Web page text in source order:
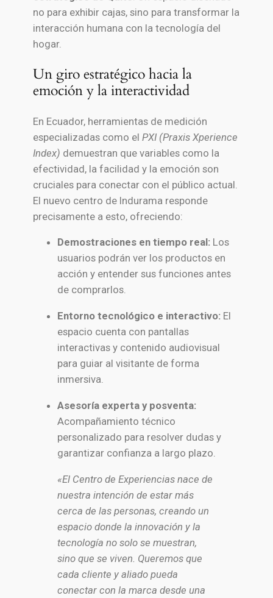
no para exhibir cajas, sino para transformar la
interacción humana con la tecnología del
hogar.
Un giro estratégico hacia la
emoción y la interactividad
En Ecuador, herramientas de medición
especializadas como el PXI (Praxis Xperience
Index) demuestran que variables como la
efectividad, la facilidad y la emoción son
cruciales para conectar con el público actual.
El nuevo centro de Indurama responde
precisamente a esto, ofreciendo:
Demostraciones en tiempo real:Los
usuarios podrán ver los productos en
acción y entender sus funciones antes
de comprarlos.
Entorno tecnológico e interactivo:El
espacio cuenta con pantallas
interactivas y contenido audiovisual
para guiar al visitante de forma
inmersiva.
Asesoría experta y posventa:
Acompañamiento técnico
personalizado para resolver dudas y
garantizar confianza a largo plazo.
«El Centro de Experiencias nace de
nuestra intención de estar más
cerca de las personas, creando un
espacio donde la innovación y la
tecnología no solo se muestran,
sino que se viven. Queremos que
cada cliente y aliado pueda
conectar con la marca desde una